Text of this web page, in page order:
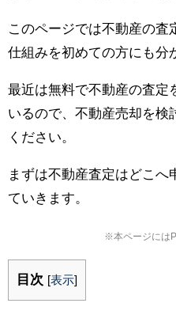
このページでは不動産の査
仕組みを初めての方にも分
最近は無料で不動産の査定
いるので、不動産売却を検
ください。
まずは不動産査定はどこへ
ていきます。
※本ページには
目次 [表示]